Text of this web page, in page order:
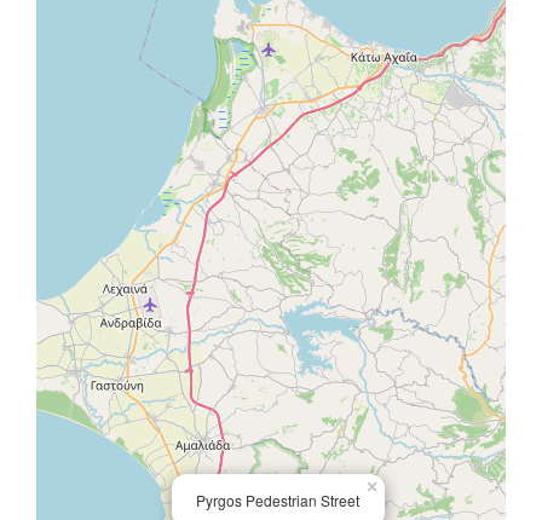
Pyrgos Pedestrian Street
×